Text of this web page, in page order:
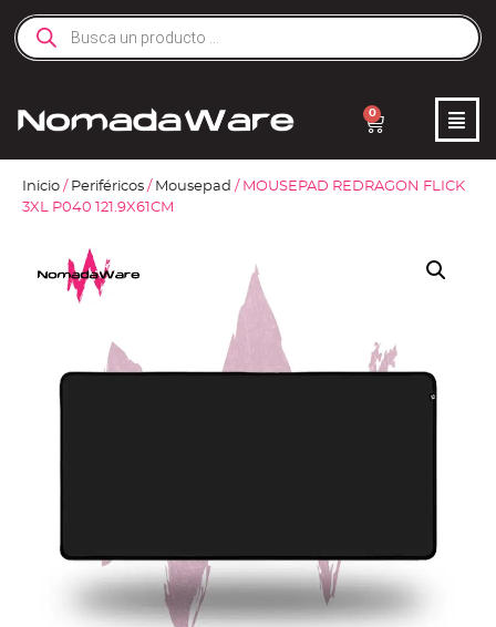
0
Inicio / Periféricos / Mousepad / MOUSEPAD REDRAGON FLICK
3XL P040 121.9X61CM